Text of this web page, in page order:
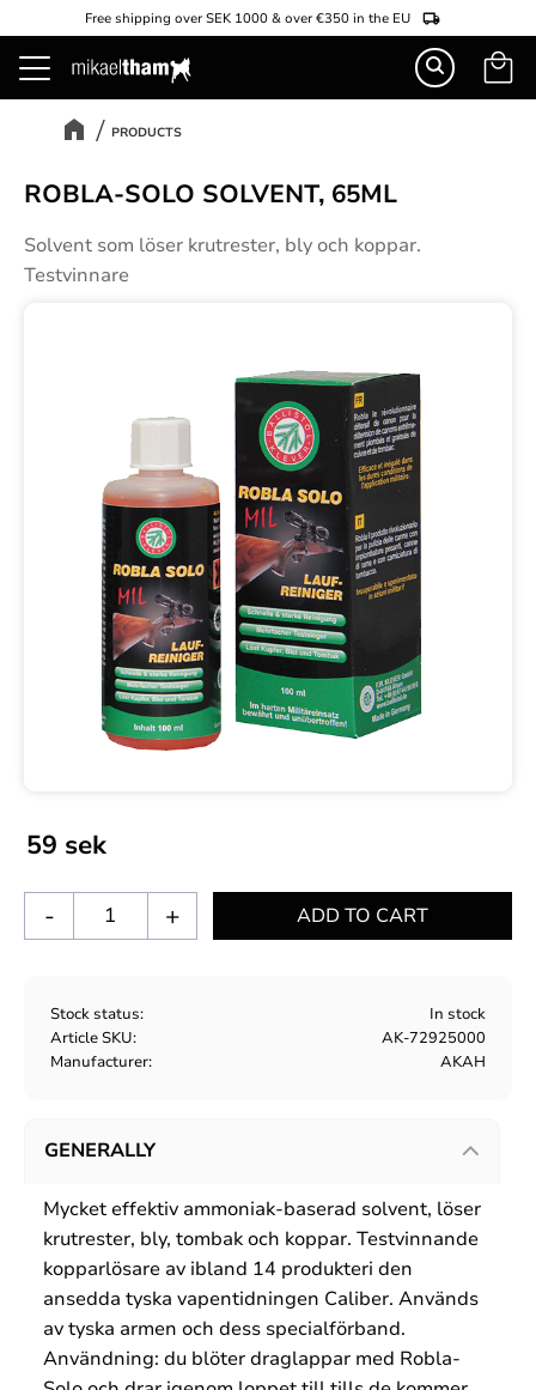
Menu
Free shipping over SEK 1000 & over €350 in the EU
Basket
PRODUCTS
ROBLA-SOLO SOLVENT, 65ML
Solvent som löser krutrester, bly och koppar.
Testvinnare
59 sek
+
-
Stock status
In stock
Article SKU
AK-72925000
Manufacturer
AKAH
GENERALLY
Mycket effektiv ammoniak-baserad solvent, löser
krutrester, bly, tombak och koppar. Testvinnande
kopparlösare av ibland 14 produkteri den
ansedda tyska vapentidningen Caliber. Används
av tyska armen och dess specialförband.
Användning: du blöter draglappar med Robla-